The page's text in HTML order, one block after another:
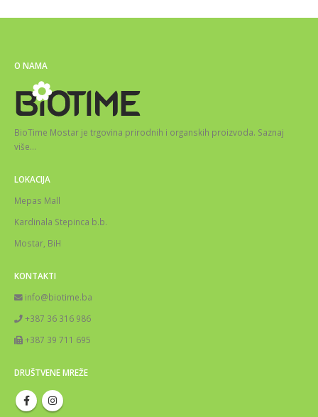
O NAMA
BioTime Mostar je trgovina prirodnih i organskih proizvoda. Saznaj
više…
LOKACIJA
Mepas Mall
Kardinala Stepinca b.b.
Mostar, BiH
KONTAKTI
info@biotime.ba
+387 36 316 986
+387 39 711 695
DRUŠTVENE MREŽE